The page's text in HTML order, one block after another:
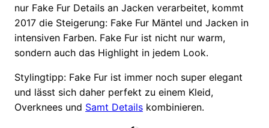
nur Fake Fur Details an Jacken verarbeitet, kommt
2017 die Steigerung: Fake Fur Mäntel und Jacken in
intensiven Farben. Fake Fur ist nicht nur warm,
sondern auch das Highlight in jedem Look.
Stylingtipp: Fake Fur ist immer noch super elegant
und lässt sich daher perfekt zu einem Kleid,
Overknees und Samt Details kombinieren.